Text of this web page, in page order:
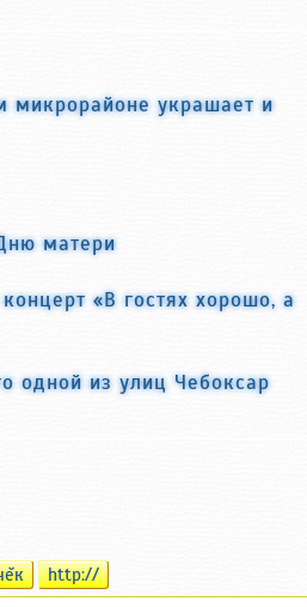
микрорайоне украшает и
матери
«В гостях хорошо, а
одной из улиц Чебоксар
http://